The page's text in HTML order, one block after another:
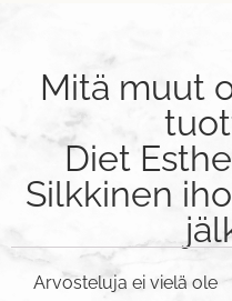
Mitä muut
Diet
Silkkinen
Arvosteluja ei vielä ole